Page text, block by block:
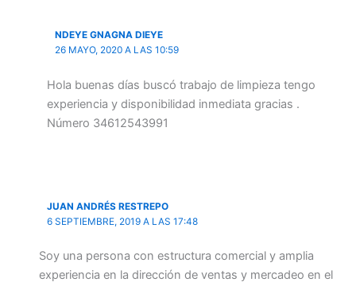
NDEYE GNAGNA DIEYE
26 MAYO, 2020 A LAS 10:59
Hola buenas días buscó trabajo de limpieza tengo
experiencia y disponibilidad inmediata gracias .
Número 34612543991
JUAN ANDRÉS RESTREPO
6 SEPTIEMBRE, 2019 A LAS 17:48
Soy una persona con estructura comercial y amplia
experiencia en la dirección de ventas y mercadeo en el